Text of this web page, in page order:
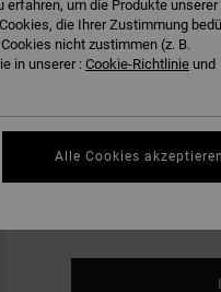
erfahren, um die Produkte unserer
die Ihrer Zustimmung
nicht zustimmen (z. B.
in unserer : Cookie-Richtlinie und
Alle Cookies akzeptieren